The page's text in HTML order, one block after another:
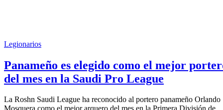
Legionarios
Panameño es elegido como el mejor
del mes en la Saudi Pro League
La Roshn Saudi League ha reconocido al portero panameño Orlando